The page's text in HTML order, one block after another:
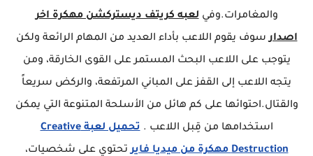
والمغامرات.وفيلعبه كريتف ديستركشن مهكرة اخر
اصدارسوف يقوم اللاعب بأداء العديد من المهام الرائعة ولكن
يتوجب على اللاعب البحث المستمر على القوى الخارقة، ومن
يتجه اللاعب إلى القفز على المباني المرتفعة، والركض سريعاً
والقتال.احتوائها على كم هائل من الأسلحة المتنوعة التي يمكن
استخدامها من قِبل اللاعب .
تحميل لعبة Creative
Destruction مهكرة من ميديا فاير
تحتوي على شخصيات،